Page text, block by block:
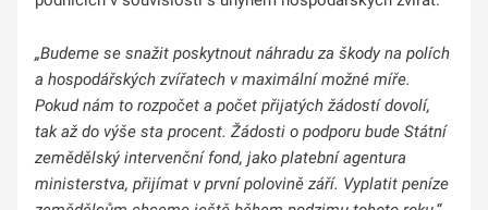
„Budeme se snažit poskytnout náhradu za škody na polích
a hospodářských zvířatech v maximální možné míře.
Pokud nám to rozpočet a počet přijatých žádostí dovolí,
tak až do výše sta procent. Žádosti o podporu bude Státní
zemědělský intervenční fond, jako platební agentura
ministerstva, přijímat v první polovině září. Vyplatit peníze